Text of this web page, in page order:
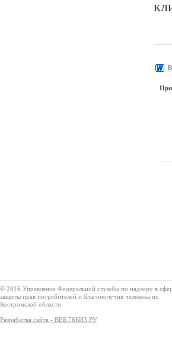
© 2016 Управление Федеральной службы по надзору в
защиты прав потребителей и благополучия человека по
Костромской области
Разработка сайта - ВЕБ.76БИЗ.РУ